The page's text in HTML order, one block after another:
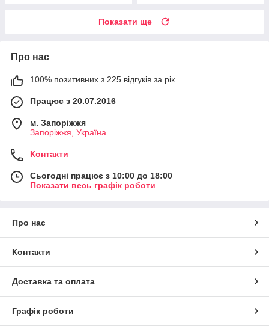
Показати ще
Про нас
100% позитивних з 225 відгуків за рік
Працює з 20.07.2016
м. Запоріжжя
Запоріжжя, Україна
Контакти
Сьогодні працює з 10:00 до 18:00
Показати весь графік роботи
Про нас
Контакти
Доставка та оплата
Графік роботи